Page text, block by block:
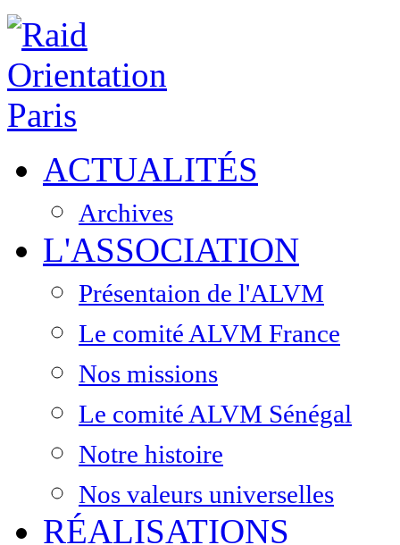
ACTUALITÉS
Archives
L'ASSOCIATION
Présentaion de l'ALVM
Le comité ALVM France
Nos missions
Le comité ALVM Sénégal
Notre histoire
Nos valeurs universelles
RÉALISATIONS